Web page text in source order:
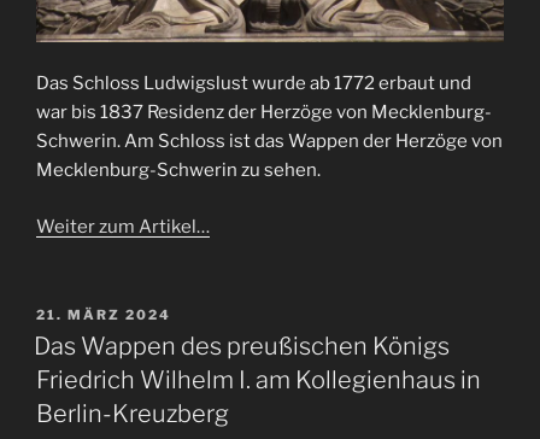
Das Schloss Ludwigslust wurde ab 1772 erbaut und
war bis 1837 Residenz der Herzöge von Mecklenburg-
Schwerin. Am Schloss ist das Wappen der Herzöge von
Mecklenburg-Schwerin zu sehen.
Weiter zum Artikel…
VERÖFFENTLICHT
AM
21. MÄRZ 2024
Das Wappen des preußischen Königs
Friedrich Wilhelm I. am Kollegienhaus in
Berlin-Kreuzberg